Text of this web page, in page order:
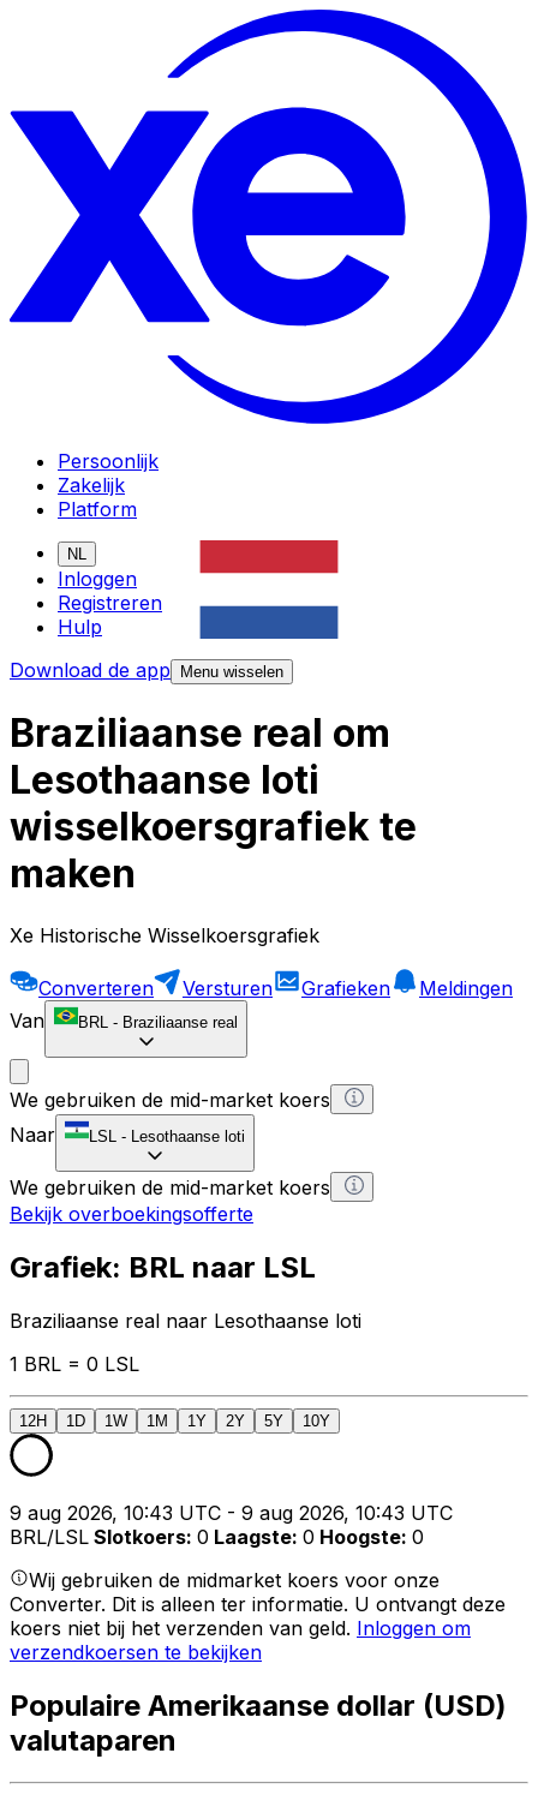
Persoonlijk
Zakelijk
Platform
NL
Inloggen
Registreren
Hulp
Download de app
Menu wisselen
Braziliaanse real om
Lesothaanse loti
wisselkoersgrafiek te
maken
Xe Historische Wisselkoersgrafiek
Converteren Versturen Grafieken
Meldingen
Van
BRL - Braziliaanse real
We gebruiken de mid-market koers
Naar
LSL - Lesothaanse loti
We gebruiken de mid-market koers
Bekijk overboekingsofferte
Grafiek: BRL naar LSL
Braziliaanse real naar Lesothaanse loti
1 BRL = 0 LSL
12H 1D 1W 1M 1Y 2Y 5Y 10Y
9 aug 2026, 10:43 UTC - 9 aug 2026, 10:43 UTC
BRL/LSL Slotkoers: 0 Laagste: 0 Hoogste: 0
Wij gebruiken de midmarket koers voor onze
Converter. Dit is alleen ter informatie. U ontvangt deze
koers niet bij het verzenden van geld. Inloggen om
verzendkoersen te bekijken
Populaire Amerikaanse dollar (USD)
valutaparen